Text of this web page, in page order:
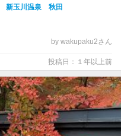
新玉川温泉 秋田
by wakupaku2さん
投稿日：１年以上前